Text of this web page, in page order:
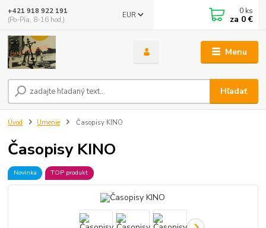
Menu
EUR
Hľadať
+421 918 922 191
(Po-Pia, 8-16 hod.)
0 ks
za 0 €
Úvod Umenie Časopisy KINO
Časopisy KINO
Novinka TOP produkt